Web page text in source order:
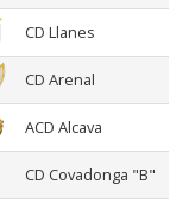
CD Llanes
CD Arenal
ACD Alcava
CD Covadonga "B"